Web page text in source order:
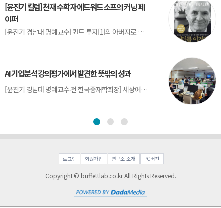
[윤진기 칼럼] 천재 수학자 에드워드 소프의 커닝 페
이퍼
[윤진기 경남대 명예교수] 퀀트 투자[1]의 아버지로 불리는 에드워드 소프(Edward O. Thorp)는 수학계에서 천재로 알려진 인물이다. 그는 수학자이지만, 투자 업계에도 여러 가지 흥미로운 일화를 남겼다.수학을 이용하여 카지노를 이길 수 있는지가 궁금했던 그는 동료 교수가 소개해 준 블랙잭(Blackjack) 전략의 핵심을 손바닥 크기의 종이에 요...
AI 기업분석 강의평가에서 발견한 뜻밖의 성과
[윤진기 경남대 명예교수∙전 한국중재학회장] 세상에는 우연처럼 보이지만 인류의 진보를 이끌어낸 사건들이 있다. 영국의 알렉산더 플레밍(Alexander Fleming)이 곰팡이 핀 페트리 접시(Petri dish)를 버리지 않고[1] 관찰해 페니실린을 발견한 것은 그 대표적 사례다. 무심히 지나쳤다면 결코 없었을 혁신이었다.지난 7월 5일, 필자가 개발한 기업...
로그인 회원가입 연구소 소개 PC버전
Copyright © buffettlab.co.kr All Rights Reserved.